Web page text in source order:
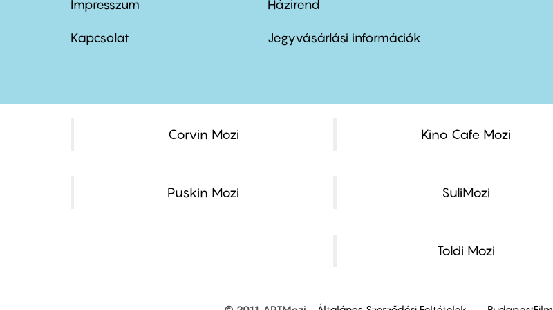
Footer
menu
Impresszum
Kapcsolat
Footer
menu
Házirend
Jegyvásárlási információk
Corvin Mozi Kino Cafe Mozi
Puskin Mozi SuliMozi
Toldi Mozi